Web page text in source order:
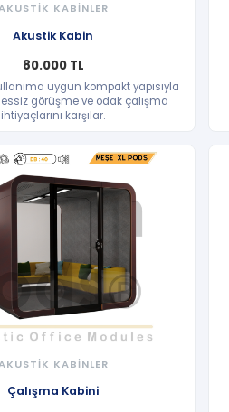
KABİNLER
Akustik Kabin
80.000 TL
uygun kompakt yapısıyla
görüşme ve odak çalışma
ihtiyaçlarını karşılar.
KABİNLER
Çalışma Kabini